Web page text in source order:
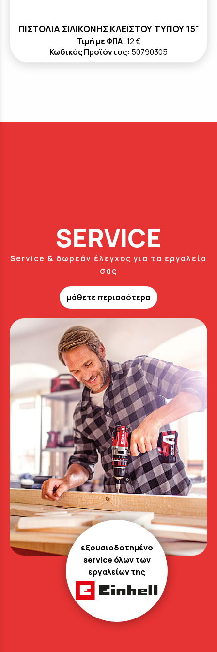
ΠΙΣΤΟΛΙΑ ΣΙΛΙΚΟΝΗΣ ΚΛΕΙΣΤΟΥ ΤΥΠΟΥ 15"
Τιμή με ΦΠΑ: 12 €
Κωδικός Προϊόντος: 50790305
SERVICE
Service & δωρεάν έλεγχος για τα εργαλεία
σας
μάθετε περισσότερα
εξουσιοδοτημένο
service όλων των
εργαλείων της